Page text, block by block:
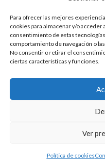
Para ofrecer las mejores
cookies para almacenar y/o
consentimiento de estas
comportamiento de navegación o
No consentir o retirar el
ciertas características y funciones.
Ver
Política de cookies
ENTRADAS RECIENTES
POLÍTICAS
2025 | Evolucion-A
comercialización de